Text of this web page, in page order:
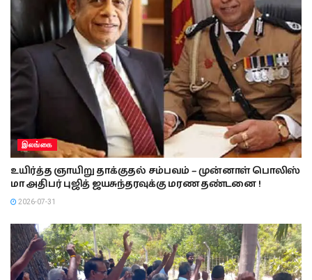
இலங்கை
உயிர்த்த ஞாயிறு தாக்குதல் சம்பவம் – முன்னாள் பொலிஸ்
மா அதிபர் புஜித் ஜயசுந்தரவுக்கு மரண தண்டனை !
2026-07-31